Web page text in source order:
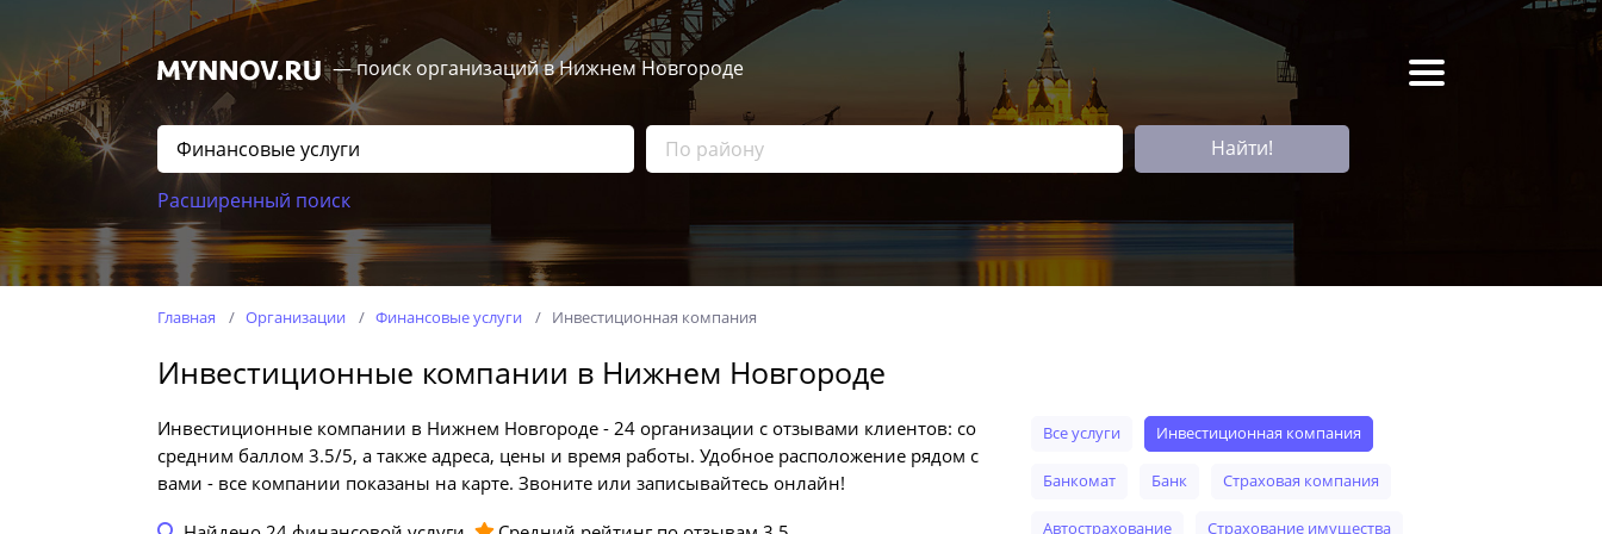
— поиск организаций в Нижнем Новгороде
Расширенный поиск
Найти!
Главная Организации Финансовые услуги Инвестиционная компания
Инвестиционные компании в Нижнем Новгороде
Инвестиционные компании в Нижнем Новгороде - 24 организации с отзывами клиентов: со
средним баллом 3.5/5, а также адреса, цены и время работы. Удобное расположение рядом с
вами - все компании показаны на карте. Звоните или записывайтесь онлайн!
Все услуги инвестиционная компания
банкомат банк страховая компания
автострахование страхование имущества